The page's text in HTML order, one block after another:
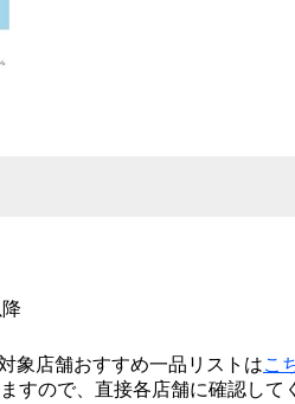
象店舗おすすめ一品リストはこ
すので、直接各店舗に確認して